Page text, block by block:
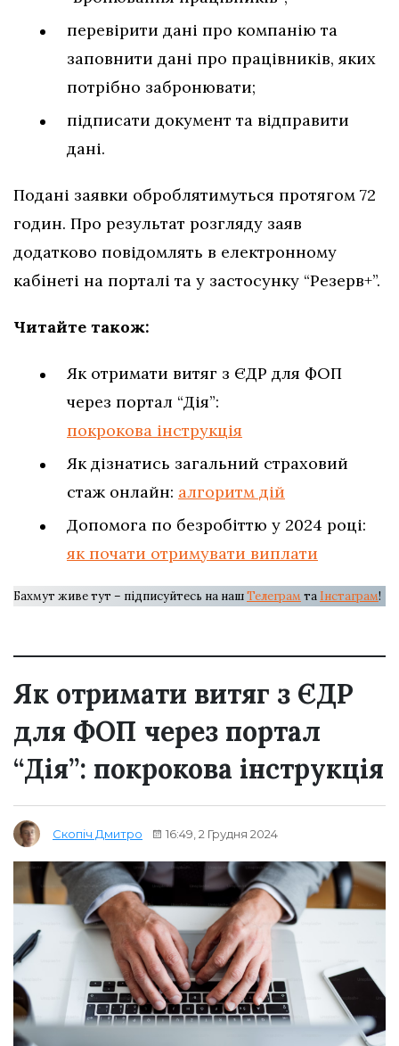
перевірити дані про компанію та
заповнити дані про працівників, яких
потрібно забронювати;
підписати документ та відправити
дані.
Подані заявки оброблятимуться протягом 72
годин. Про результат розгляду заяв
додатково повідомлять в електронному
кабінеті на порталі та у застосунку “Резерв+”.
Читайте також:
Як отримати витяг з ЄДР для ФОП
через портал “Дія”:
покрокова інструкція
Як дізнатись загальний страховий
стаж онлайн: алгоритм дій
Допомога по безробіттю у 2024 році:
як почати отримувати виплати
Бахмут живе тут – підписуйтесь на нашТелеграм та Інстаграм!
Як отримати витяг з ЄДР
для ФОП через портал
“Дія”: покрокова інструкція
Скопіч Дмитро 16:49, 2 Грудня 2024